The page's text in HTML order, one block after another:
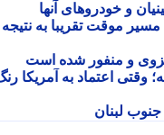
خودروهای آنها
موقت تقریبا به نتیجه
و منفور شده است
اعتماد به آمریکا رنگ
لبنان